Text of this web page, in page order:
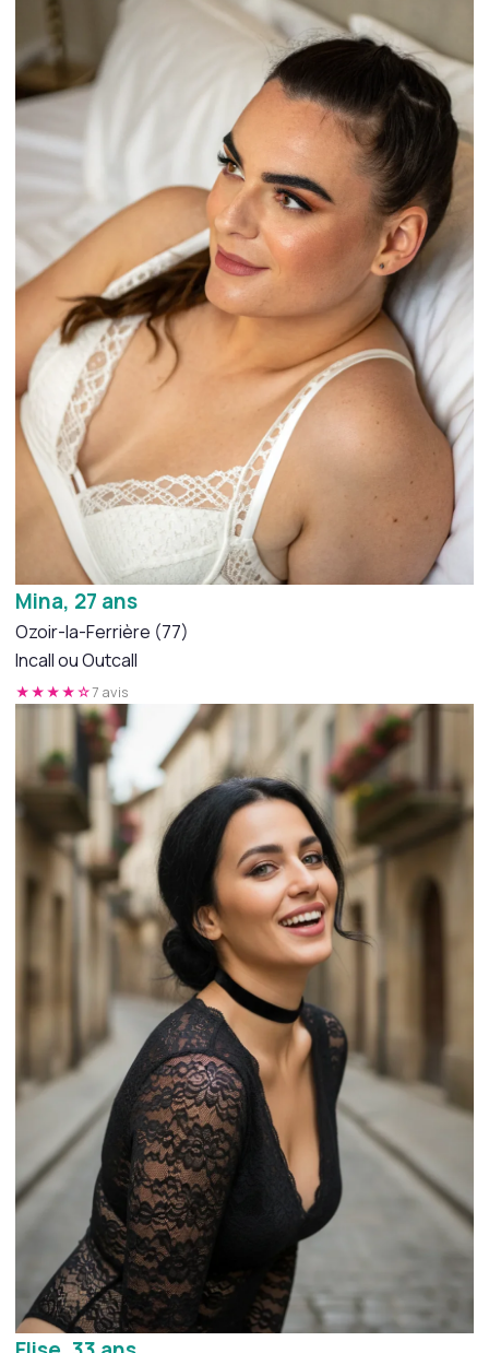
Mina, 27 ans
Ozoir-la-Ferrière (77)
Incall ou Outcall
★★★★☆7 avis